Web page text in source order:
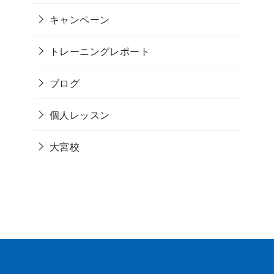
キャンペーン
トレーニングレポート
ブログ
個人レッスン
大宮校